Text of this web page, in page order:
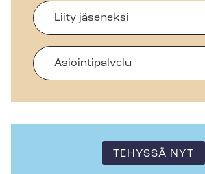
Liity jäseneksi
Asiointipalvelu
TEHYSSÄ NYT